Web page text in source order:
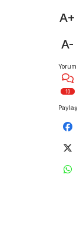
A+
A-
Yorum
10
Paylaş